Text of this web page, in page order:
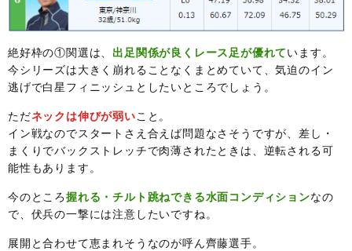
絶好枠の①関選は、 出足関係が良くレース足が優れています。
今シリーズは大きく崩れることなくまとめていて、気迫のイン
逃げで白星フィニッシュとしたいところでしょう。
ただネックは伸びが弱いこと。
イン戦なのでスタートさえ合えば問題なさそうですが、差し・
まくりでバックストレッチで肉薄されたときは、逆転される可
能性もあります。
今のところ握れる・チルト跳ねできる水面コンディションなの
で、伏兵の一撃には注意したいですね。
展開と合わせて恵まれそうなのが呼ん齊藤選手。